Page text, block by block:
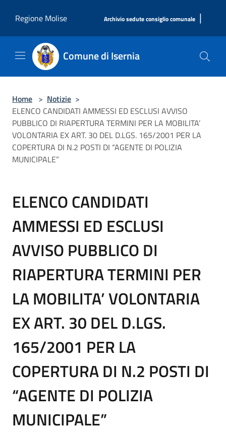
Regione Molise
Archivio sedute consiglio comunale |
Comune di Isernia
Home > Notizie >
ELENCO CANDIDATI AMMESSI ED ESCLUSI AVVISO
PUBBLICO DI RIAPERTURA TERMINI PER LA MOBILITA’
VOLONTARIA EX ART. 30 DEL D.LGS. 165/2001 PER LA
COPERTURA DI N.2 POSTI DI “AGENTE DI POLIZIA
MUNICIPALE”
ELENCO CANDIDATI
AMMESSI ED ESCLUSI
AVVISO PUBBLICO DI
RIAPERTURA TERMINI PER
LA MOBILITA’ VOLONTARIA
EX ART. 30 DEL D.LGS.
165/2001 PER LA
COPERTURA DI N.2 POSTI DI
“AGENTE DI POLIZIA
MUNICIPALE”